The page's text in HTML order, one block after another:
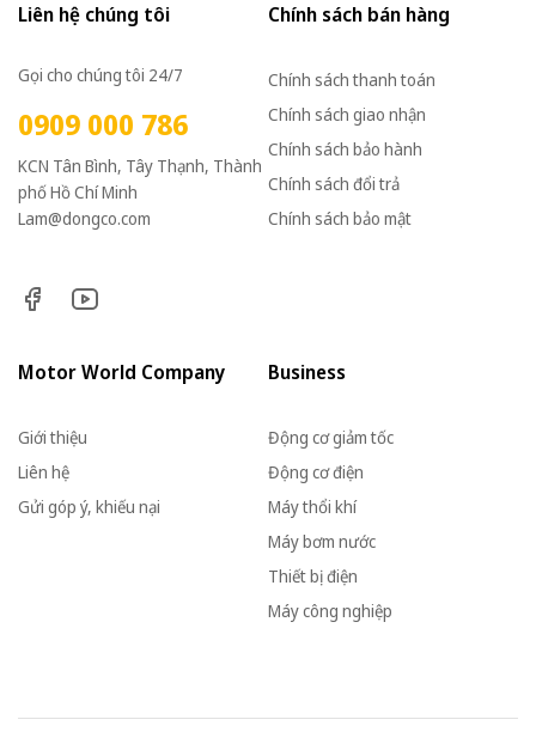
Liên hệ chúng tôi
Gọi cho chúng tôi 24/7
0909 000 786
KCN Tân Bình, Tây Thạnh, Thành
phố Hồ Chí Minh
Lam@dongco.com
Chính sách bán hàng
Chính sách thanh toán
Chính sách giao nhận
Chính sách bảo hành
Chính sách đổi trả
Chính sách bảo mật
Motor World Company
Giới thiệu
Liên hệ
Gửi góp ý, khiếu nại
Business
Động cơ giảm tốc
Động cơ điện
Máy thổi khí
Máy bơm nước
Thiết bị điện
Máy công nghiệp